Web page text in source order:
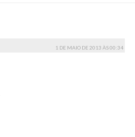
1 DE MAIO DE 2013 ÀS 00:34